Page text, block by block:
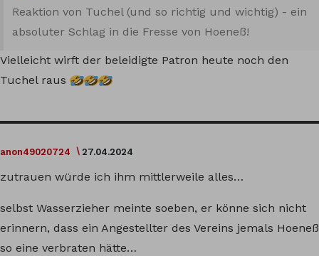
Reaktion von Tuchel (und so richtig und wichtig) - ein
absoluter Schlag in die Fresse von Hoeneß!
Vielleicht wirft der beleidigte Patron heute noch den
Tuchel raus
anon49020724 27.04.2024
zutrauen würde ich ihm mittlerweile alles…
selbst Wasserzieher meinte soeben, er könne sich nicht
erinnern, dass ein Angestellter des Vereins jemals Hoeneß
so eine verbraten hätte…